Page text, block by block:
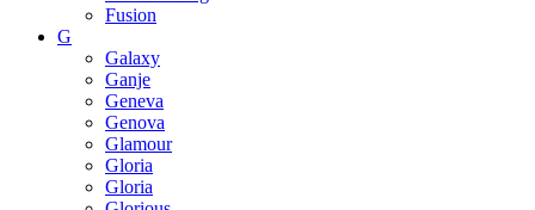
Fusion
G
Galaxy
Ganje
Geneva
Genova
Glamour
Gloria
Gloria